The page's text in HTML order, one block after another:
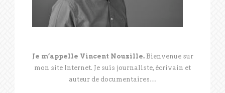
Je m’appelle Vincent Nouzille.Bienvenue sur
mon site Internet. Je suis journaliste, écrivain et
auteur de documentaires…